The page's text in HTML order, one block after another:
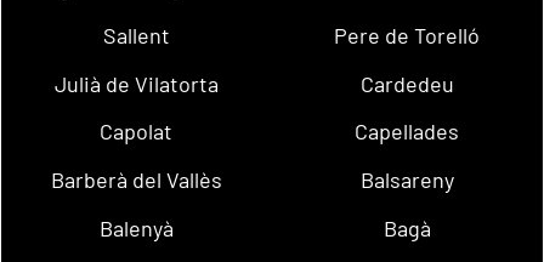
Sallent
Pere de Torelló
Julià de Vilatorta
Cardedeu
Capolat
Capellades
Barberà del Vallès
Balsareny
Balenyà
Bagà